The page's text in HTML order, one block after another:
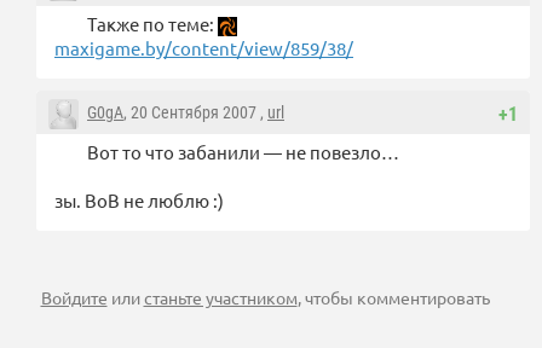
Tакже по теме:
maxigame.by/content/view/859/38/
+1
G0gA, 20 Сентября 2007 , url
Вот то что забанили — не повезло…
зы. ВоВ не люблю :)
Войдите илистаньте участником, чтобы комментировать